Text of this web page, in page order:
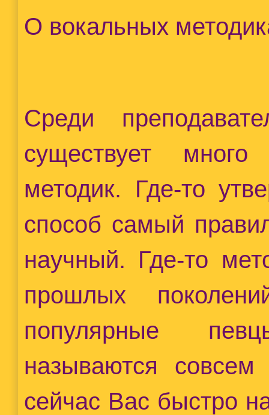
О вокальных
Среди
существует
методик. Где-то
способ самый
научный. Где-то
прошлых
популярные
называются
сейчас Вас быстро